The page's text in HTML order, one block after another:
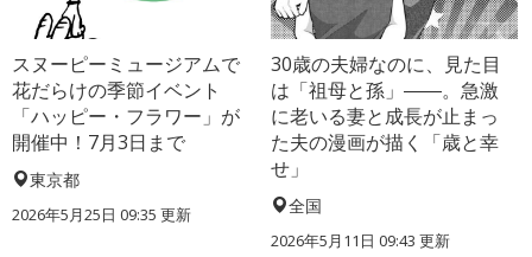
スヌーピーミュージアムで
花だらけの季節イベント
「ハッピー・フラワー」が
開催中！7月3日まで
東京都
2026年5月25日 09:35 更新
30歳の夫婦なのに、見た目
は「祖母と孫」――。急激
に老いる妻と成長が止まっ
た夫の漫画が描く「歳と幸
せ」
全国
2026年5月11日 09:43 更新